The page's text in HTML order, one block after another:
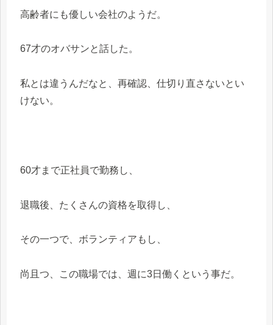
高齢者にも優しい会社のようだ。
67才のオバサンと話した。
私とは違うんだなと、再確認、仕切り直さないとい
けない。
60才まで正社員で勤務し、
退職後、たくさんの資格を取得し、
その一つで、ボランティアもし、
尚且つ、この職場では、週に3日働くという事だ。